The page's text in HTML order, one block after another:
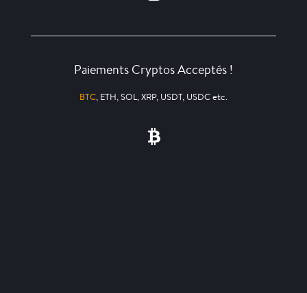
Paiements Cryptos Acceptés !
BTC, ETH, SOL, XRP, USDT, USDC etc.